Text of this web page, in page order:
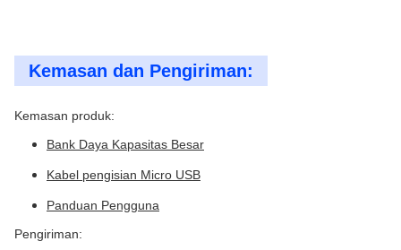
Kemasan dan Pengiriman:
Kemasan produk:
Bank Daya Kapasitas Besar
Kabel pengisian Micro USB
Panduan Pengguna
Pengiriman: